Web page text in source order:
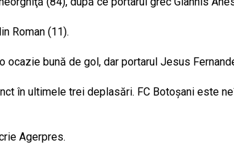
Roman (11).
ocazie bună de gol, dar portarul Jesus
în ultimele trei deplasări. FC Botoşani este
Agerpres.